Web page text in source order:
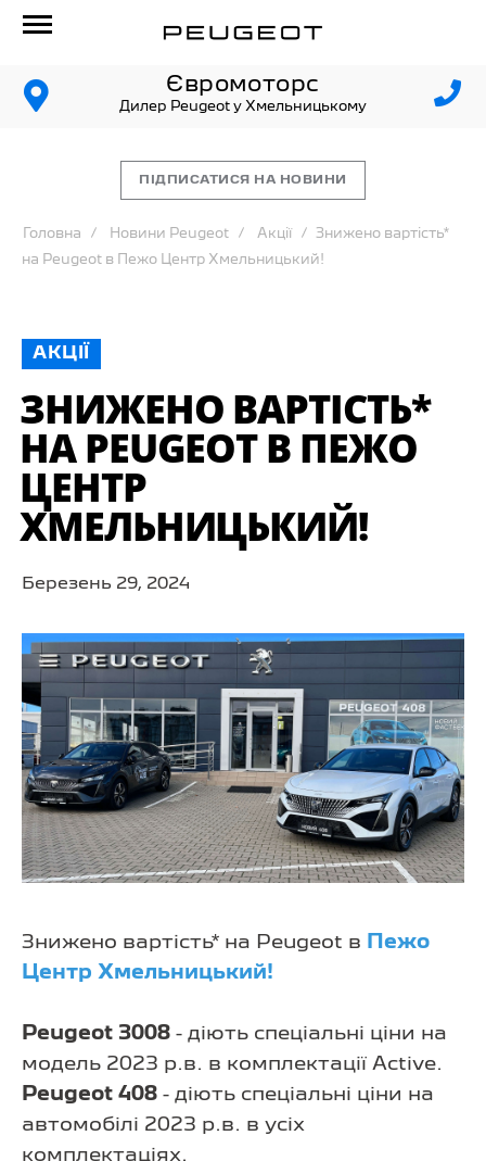
Євромоторс
Дилер Peugeot у Хмельницькому
ПІДПИСАТИСЯ НА НОВИНИ
Головна Новини Peugeot Акції Знижено вартість*
на Peugeot в Пежо Центр Хмельницький!
АКЦІЇ
ЗНИЖЕНО ВАРТІСТЬ*
НА PEUGEOT В ПЕЖО
ЦЕНТР
ХМЕЛЬНИЦЬКИЙ!
Березень 29, 2024
Знижено вартість* на Peugeot в Пежо
Центр Хмельницький!
Peugeot 3008 - діють спеціальні ціни на
модель 2023 р.в. в комплектації Active.
Peugeot 408 - діють спеціальні ціни на
автомобілі 2023 р.в. в усіх
комплектаціях.